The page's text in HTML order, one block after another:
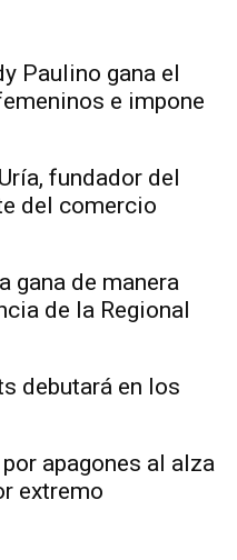
Paulino gana el
e impone
fundador del
del comercio
gana de manera
de la Regional
debutará en los
apagones al alza
extremo